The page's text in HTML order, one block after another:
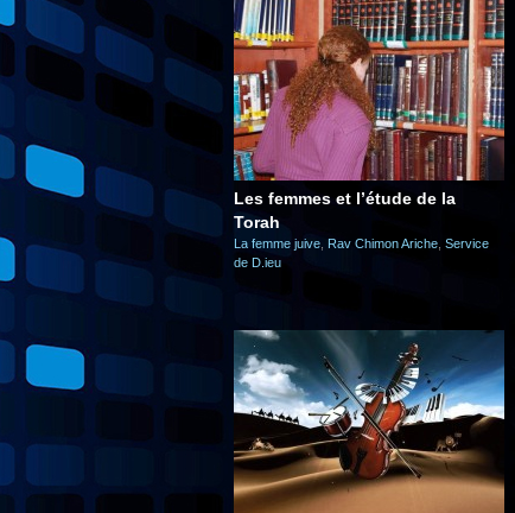
Les femmes et l’étude de la
Torah
La femme juive Rav Chimon Ariche Service
de D.ieu